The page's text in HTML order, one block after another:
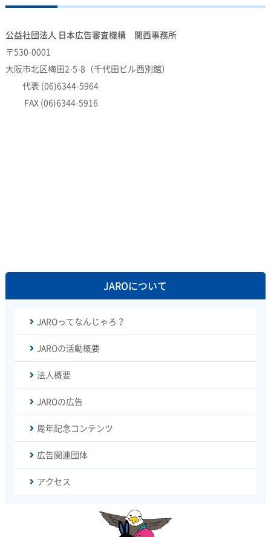
公益社団法人 日本広告審査機構 関西事務所
〒530-0001
大阪市北区梅田2-5-8（千代田ビル西別館）
代表 (06)6344-5964
FAX (06)6344-5916
JAROについて
JAROってなんじゃろ？
JAROの活動概要
法人概要
JAROの広告
周年記念コンテンツ
広告関連団体
アクセス